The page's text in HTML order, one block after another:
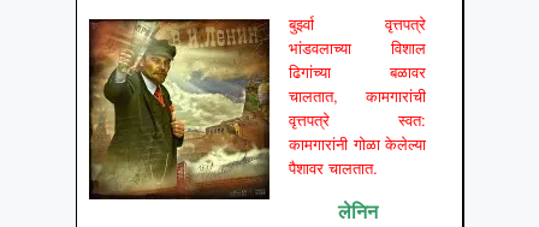
बुर्झ्वा वृत्तपत्रे
भांडवलाच्या विशाल
ढिगांच्या बळावर
चालतात, कामगारांची
वृत्तपत्रे स्वत:
कामगारांनी गोळा केलेल्या
पैशावर चालतात.
लेनिन